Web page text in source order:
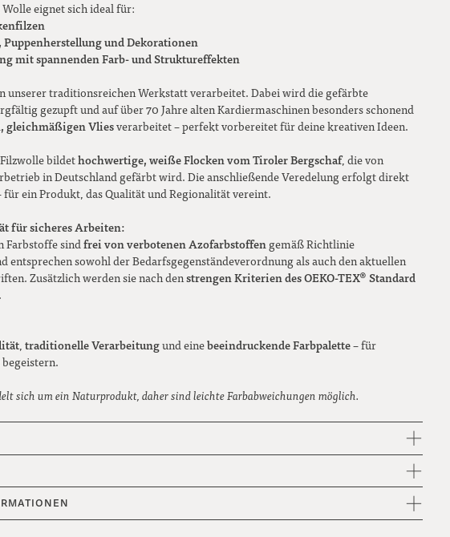
eignet sich ideal für:
und Dekorationen
mit spannenden Farb- und Struktureffekten
unserer traditionsreichen Werkstatt verarbeitet. Dabei wird die gefärbte
gezupft und auf über 70 Jahre alten Kardiermaschinen besonders schonend
gleichmäßigen Vliesverarbeitet – perfekt vorbereitet für deine kreativen Ideen.
Filzwolle bildethochwertige, weiße Flocken vom Tiroler Bergschaf, die von
in Deutschland gefärbt wird. Die anschließende Veredelung erfolgt direkt
für ein Produkt, das Qualität und Regionalität vereint.
für sicheres Arbeiten:
Farbstoffe sindfrei von verbotenen Azofarbstoffen gemäß Richtlinie
entsprechen sowohl der Bedarfsgegenständeverordnung als auch den aktuellen
Zusätzlich werden sie nach denstrengen Kriterien des OEKO-TEX® Standard
,traditionelle Verarbeitungund einebeeindruckende Farbpalette– für
sich um ein Naturprodukt, daher sind leichte Farbabweichungen möglich.